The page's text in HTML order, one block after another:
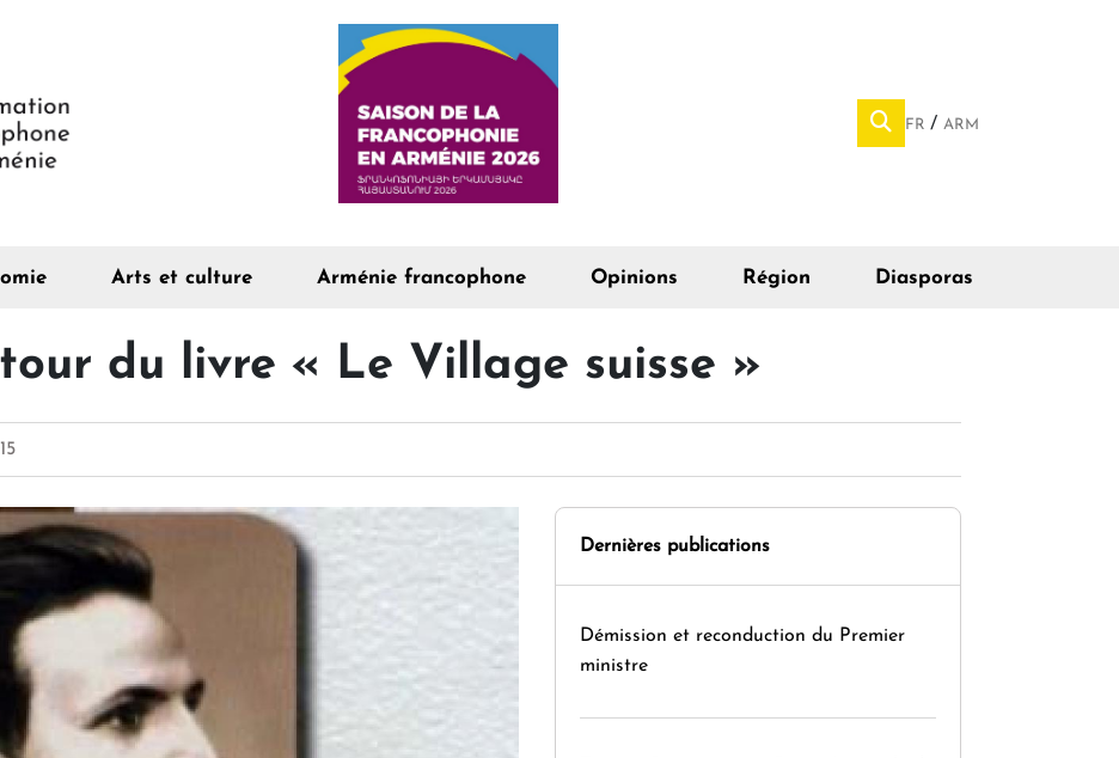
FR ARM
Arts et culture Arménie francophone Opinions Région Diasporas
du livre « Le Village suisse »
Dernières publications
Démission et reconduction du Premier
ministre